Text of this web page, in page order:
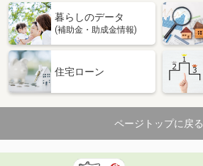
暮らしのデータ
(補助金・助成金情報)
住宅ローン
ページトップに戻る